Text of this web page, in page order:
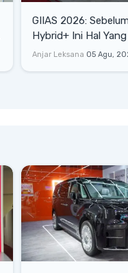
GIIAS 2026:
Hybrid+ Ini Hal
Diketahui
Anjar Leksana 05 Agu,